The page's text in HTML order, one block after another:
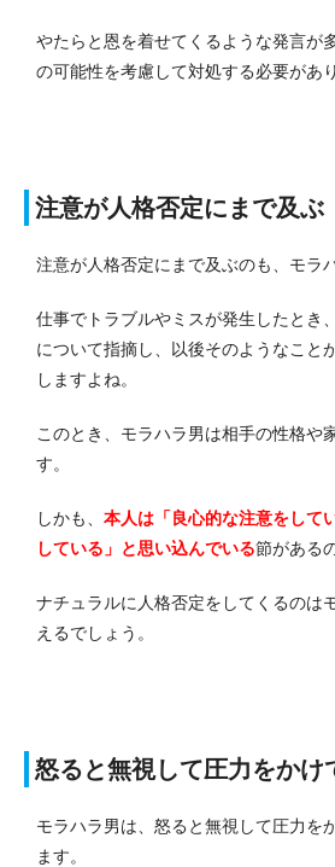
やたらと恩を着せてくるような発言が
の可能性を考慮して対処する必要があ
注意が人格否定にまで及ぶ
注意が人格否定にまで及ぶのも、モラ
仕事でトラブルやミスが発生したとき
について指摘し、以後そのようなこと
しますよね。
このとき、モラハラ男は相手の性格や
す。
しかも、 本人は「良心的な注意をして
している」と思い込んでいる節がある
ナチュラルに人格否定をしてくるのは
えるでしょう。
怒ると無視して圧力をかけ
モラハラ男は、怒ると無視して圧力を
ます。